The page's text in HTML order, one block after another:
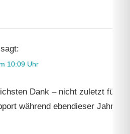
sagt:
10:09 Uhr
Dank – nicht zuletzt für
während ebendieser Jahre